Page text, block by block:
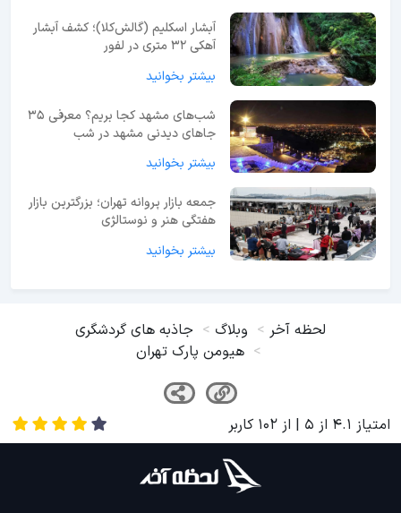
آبشار اسکلیم (گالش‌کلا)؛ کشف آبشار
آهکی ۳۲ متری در لفور
بیشتر بخوانید
شب‌های مشهد کجا بریم؟ معرفی 35
جاهای دیدنی مشهد در شب
بیشتر بخوانید
جمعه بازار پروانه تهران؛ بزرگترین بازار
هفتگی هنر و نوستالژی
بیشتر بخوانید
لحظه آخر وبلاگ
جاذبه های گردشگری
هیومن پارک تهران
امتیاز 4.1 از 5 | از 102 کاربر